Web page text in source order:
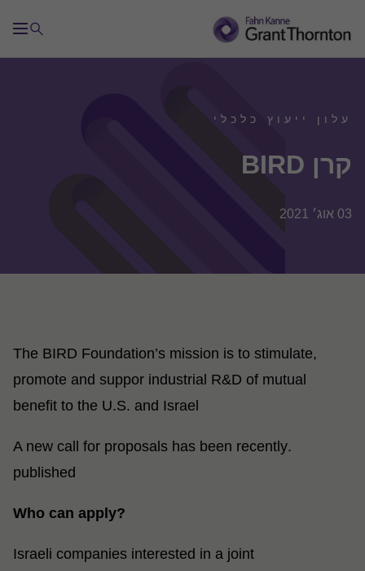
עלון ייעוץ כלכלי
קרן BIRD
03 אוג׳ 2021
The BIRD Foundation’s mission is to stimulate,
promote and suppor industrial R&D of mutual
benefit to the U.S. and Israel
.A new call for proposals has been recently
published
?Who can apply
Israeli companies interested in a joint